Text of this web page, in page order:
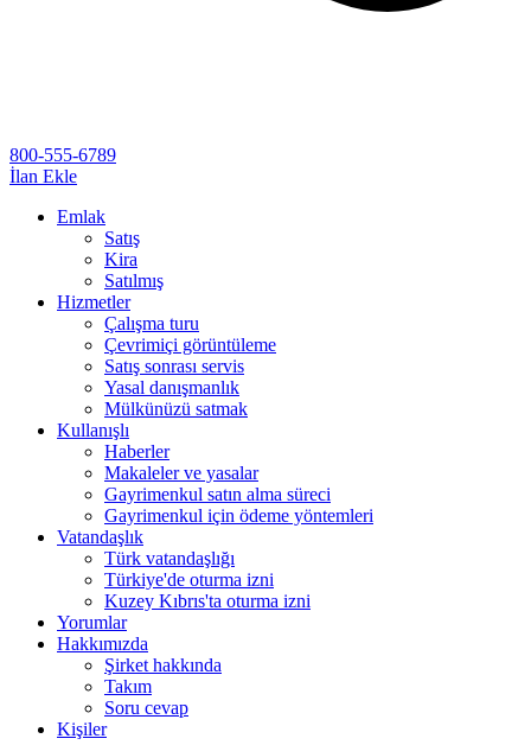
800-555-6789
İlan Ekle
Emlak
Satış
Kira
Satılmış
Hizmetler
Çalışma turu
Çevrimiçi görüntüleme
Satış sonrası servis
Yasal danışmanlık
Mülkünüzü satmak
Kullanışlı
Haberler
Makaleler ve yasalar
Gayrimenkul satın alma süreci
Gayrimenkul için ödeme yöntemleri
Vatandaşlık
Türk vatandaşlığı
Türkiye'de oturma izni
Kuzey Kıbrıs'ta oturma izni
Yorumlar
Hakkımızda
Şirket hakkında
Takım
Soru cevap
Kişiler